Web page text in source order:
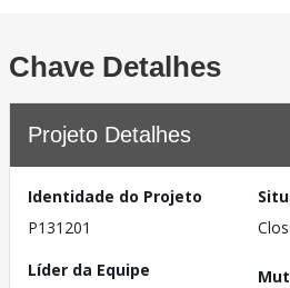
Chave Detalhes
Projeto Detalhes
Identidade do Projeto
P131201
Líder da Equipe